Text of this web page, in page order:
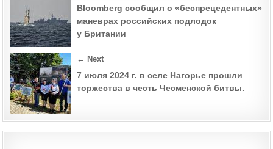
navigationBloomberg сообщил о «беспрецедентных»
маневрах российских подлодок
у Британии
← Next
7 июля 2024 г. в селе Нагорье прошли
торжества в честь Чесменской битвы.